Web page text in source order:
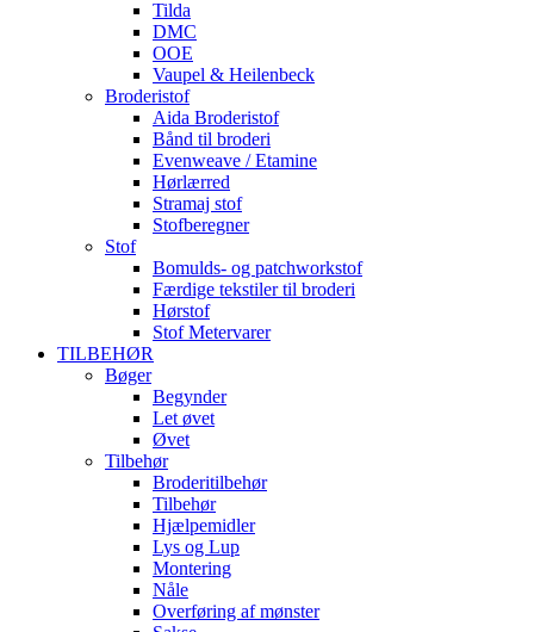
Tilda
DMC
OOE
Vaupel & Heilenbeck
Broderistof
Aida Broderistof
Bånd til broderi
Evenweave / Etamine
Hørlærred
Stramaj stof
Stofberegner
Stof
Bomulds- og patchworkstof
Færdige tekstiler til broderi
Hørstof
Stof Metervarer
TILBEHØR
Bøger
Begynder
Let øvet
Øvet
Tilbehør
Broderitilbehør
Tilbehør
Hjælpemidler
Lys og Lup
Montering
Nåle
Overføring af mønster